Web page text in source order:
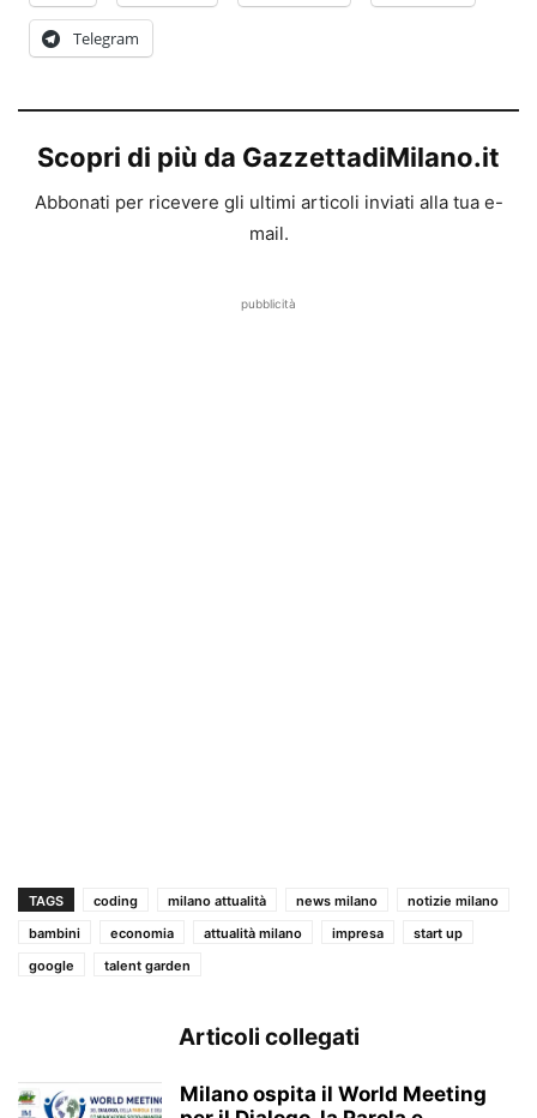
Telegram
Scopri di più da GazzettadiMilano.it
Abbonati per ricevere gli ultimi articoli inviati alla tua e-
mail.
pubblicità
TAGS coding milano attualità news milano
notizie milano
bambini
economia attualità milano impresa
start up
google
talent garden
Articoli collegati
Milano ospita il World Meeting